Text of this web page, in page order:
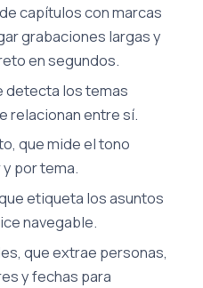
capítulos con marcas
grabaciones largas y
en segundos.
detecta los temas
relacionan entre sí.
que mide el tono
por tema.
etiqueta los asuntos
navegable.
que extrae personas,
y fechas para